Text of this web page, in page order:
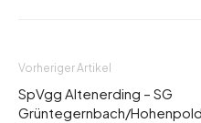
Vorheriger Artikel
SpVgg Altenerding – SG
Grüntegernbach/Hohenpold